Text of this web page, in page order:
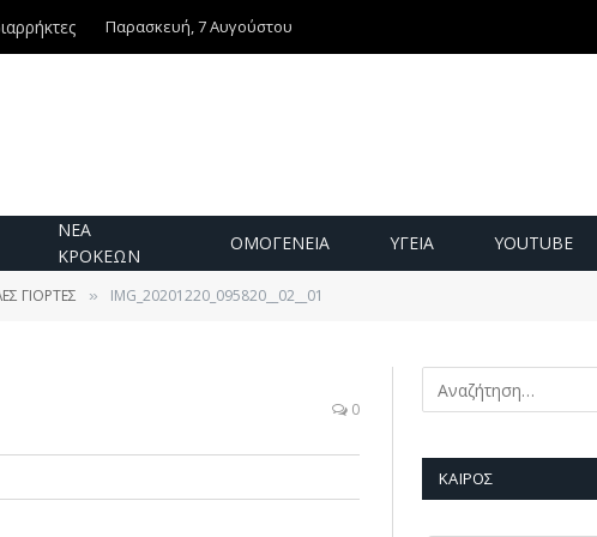
Παρασκευή, 7 Αυγούστου
ΝΕΑ
ΚΡΟΚΕΩΝ
ΟΜΟΓΕΝΕΙΑ ΥΓΕΙΑ YOUTUBE
ΓΙΟΡΤΕΣ » IMG_20201220_095820__02__01
0
ΚΑΙΡΌΣ